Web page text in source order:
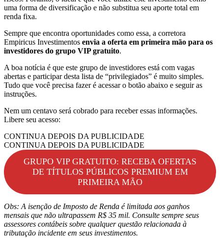
uma forma de diversificação e não substitua seu aporte total em
renda fixa.
Sempre que encontra oportunidades como essa, a corretora
Empiricus Investimentos envia a oferta em primeira mão para os
investidores do grupo VIP gratuito.
A boa notícia é que este grupo de investidores está com vagas
abertas e participar desta lista de “privilegiados” é muito simples.
Tudo que você precisa fazer é acessar o botão abaixo e seguir as
instruções.
Nem um centavo será cobrado para receber essas informações.
Libere seu acesso:
CONTINUA DEPOIS DA PUBLICIDADE
CONTINUA DEPOIS DA PUBLICIDADE
GRUPO VIP GRATUITO: RECEBA OFERTAS
DE TÍTULOS PÚBLICOS PREMIUM EM
PRIMEIRA MÃO
Obs: A isenção de Imposto de Renda é limitada aos ganhos
mensais que não ultrapassem R$ 35 mil. Consulte sempre seus
assessores contábeis sobre qualquer questão relacionada à
tributação incidente em seus investimentos.